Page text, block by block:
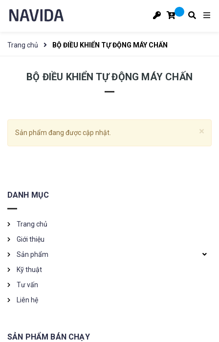
Trang chủ BỘ ĐIỀU KHIỂN TỰ ĐỘNG MÁY CHẤN
BỘ ĐIỀU KHIỂN TỰ ĐỘNG MÁY CHẤN
×
Sản phẩm đang được cập nhật.
DANH MỤC
Trang chủ
Giới thiệu
Sản phẩm
Kỹ thuật
Tư vấn
Liên hệ
SẢN PHẨM BÁN CHẠY